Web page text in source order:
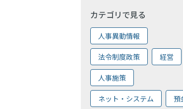
カテゴリで見る
人事異動情報
法令制度政策 経営
人事施策
ネット・システム 預